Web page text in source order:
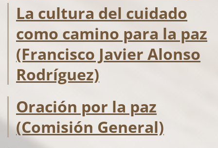
La cultura del cuidado
como camino para la paz
(Francisco Javier Alonso
Rodríguez)
Oración por la paz
(Comisión General)